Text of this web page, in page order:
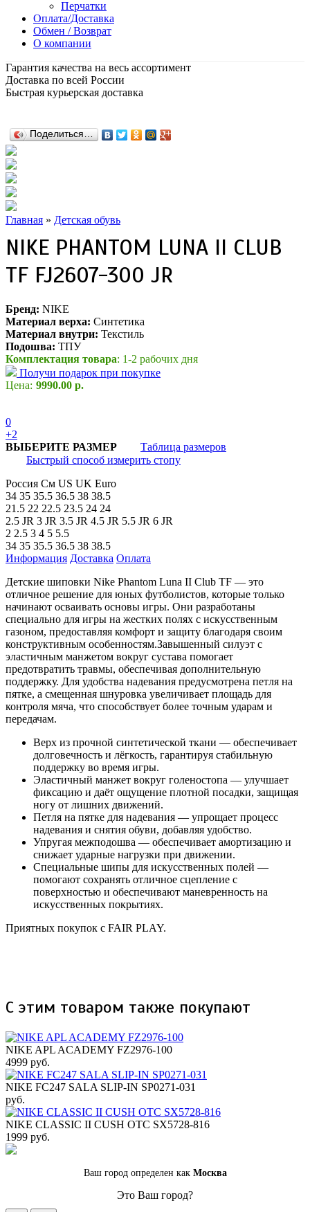
Перчатки
Оплата/Доставка
Обмен / Возврат
О компании
Гарантия качества на весь ассортимент
Доставка по всей России
Быстрая курьерская доставка
Поделиться…
Главная » Детская обувь
NIKE PHANTOM LUNA II CLUB
TF FJ2607-300 JR
Бренд: NIKE
Материал верха: Синтетика
Материал внутри: Текстиль
Подошва: ТПУ
Комплектация товара: 1-2 рабочих дня
Получи подарок при покупке
Цена: 9990.00 р.
0
+2
ВЫБЕРИТЕ РАЗМЕР
Таблица размеров
Быстрый способ измерить стопу
Россия См US UK Euro
34 35 35.5 36.5 38 38.5
21.5 22 22.5 23.5 24 24
2.5 JR 3 JR 3.5 JR 4.5 JR 5.5 JR 6 JR
2 2.5 3 4 5 5.5
34 35 35.5 36.5 38 38.5
Информация Доставка Оплата
Детские шиповки Nike Phantom Luna II Club TF — это
отличное решение для юных футболистов, которые только
начинают осваивать основы игры. Они разработаны
специально для игры на жестких полях c искусственным
газоном, предоставляя комфорт и защиту благодаря своим
конструктивным особенностям.Завышенный силуэт с
эластичным манжетом вокруг сустава помогает
предотвратить травмы, обеспечивая дополнительную
поддержку. Для удобства надевания предусмотрена петля на
пятке, а смещенная шнуровка увеличивает площадь для
контроля мяча, что способствует более точным ударам и
передачам.
Верх из прочной синтетической ткани — обеспечивает
долговечность и лёгкость, гарантируя стабильную
поддержку во время игры.
Эластичный манжет вокруг голеностопа — улучшает
фиксацию и даёт ощущение плотной посадки, защищая
ногу от лишних движений.
Петля на пятке для надевания — упрощает процесс
надевания и снятия обуви, добавляя удобство.
Упругая межподошва — обеспечивает амортизацию и
снижает ударные нагрузки при движении.
Специальные шипы для искусственных полей —
помогают сохранять отличное сцепление с
поверхностью и обеспечивают маневренность на
искусственных покрытиях.
Приятных покупок с FAIR PLAY.
С этим товаром также покупают
NIKE APL ACADEMY FZ2976-100
4999 руб.
NIKE FC247 SALA SLIP-IN SP0271-031
руб.
NIKE CLASSIC II CUSH OTC SX5728-816
1999 руб.
Ваш город определен как Москва
Это Ваш город?